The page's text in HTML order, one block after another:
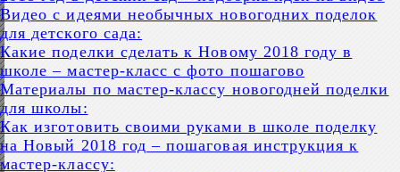
Видео с идеями необычных новогодних поделок
для детского сада:
Какие поделки сделать к Новому 2018 году в
школе – мастер-класс с фото пошагово
Материалы по мастер-классу новогодней поделки
для школы:
Как изготовить своими руками в школе поделку
на Новый 2018 год – пошаговая инструкция к
мастер-классу: